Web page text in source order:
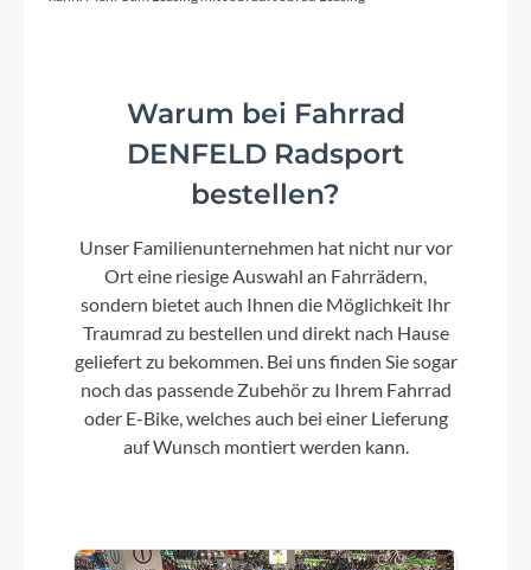
Warum bei Fahrrad
DENFELD Radsport
bestellen?
Unser Familienunternehmen hat nicht nur vor
Ort eine riesige Auswahl an Fahrrädern,
sondern bietet auch Ihnen die Möglichkeit Ihr
Traumrad zu bestellen und direkt nach Hause
geliefert zu bekommen. Bei uns finden Sie sogar
noch das passende Zubehör zu Ihrem Fahrrad
oder E-Bike, welches auch bei einer Lieferung
auf Wunsch montiert werden kann.